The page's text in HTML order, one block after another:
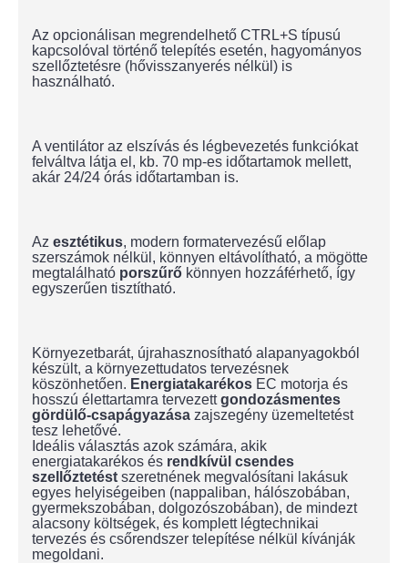
Az opcionálisan megrendelhető CTRL+S típusú
kapcsolóval történő telepítés esetén, hagyományos
szellőztetésre (hővisszanyerés nélkül) is
használható.
A ventilátor az elszívás és légbevezetés funkciókat
felváltva látja el, kb. 70 mp-es időtartamok mellett,
akár 24/24 órás időtartamban is.
Az esztétikus, modern formatervezésű előlap
szerszámok nélkül, könnyen eltávolítható, a mögötte
megtalálható porszűrő könnyen hozzáférhető, így
egyszerűen tisztítható.
Környezetbarát, újrahasznosítható alapanyagokból
készült, a környezettudatos tervezésnek
köszönhetően. Energiatakarékos EC motorja és
hosszú élettartamra tervezettgondozásmentes
gördülő-csapágyazása zajszegény üzemeltetést
tesz lehetővé.
Ideális választás azok számára, akik
energiatakarékos és rendkívül csendes
szellőztetést szeretnének megvalósítani lakásuk
egyes helyiségeiben (nappaliban, hálószobában,
gyermekszobában, dolgozószobában), de mindezt
alacsony költségek, és komplett légtechnikai
tervezés és csőrendszer telepítése nélkül kívánják
megoldani.